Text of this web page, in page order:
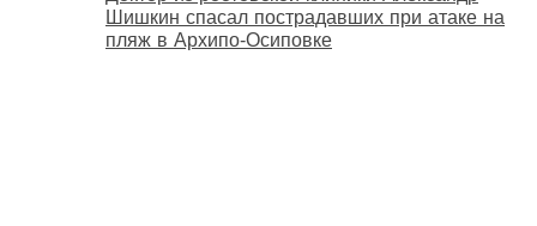
Шишкин спасал пострадавших при атаке на
пляж в Архипо‑Осиповке